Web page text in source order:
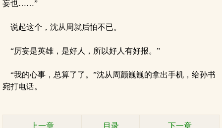
妄也……”
说起这个，沈从周就后怕不已。
“厉妄是英雄，是好人，所以好人有好报。”
“我的心事，总算了了。”沈从周颤巍巍的拿出手机，给孙书
宛打电话。
上一章 目录 下一章